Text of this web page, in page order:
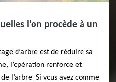
l’on procède à un
d’arbre est de réduire sa
l’opération renforce et
l’arbre. Si vous avez comme